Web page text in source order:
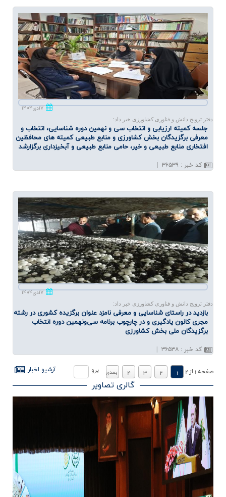
۱۷دی۱۴۰۴
دفتر ترویج دانش و فناوری کشاورزی خبر داد:
جلسه كمیته ارزیابی و انتخاب سی و نهمین دوره شناسایی، انتخاب و
معرفی برگزیدگان بخش كشاورزی و منابع طبیعی كمیته های محافظین
افتخاری منابع طبیعی و خیر، حامی منابع طبیعی و آبخیزداری برگزارشد
کد خبر : ۳۶۵۳۹
۱۷دی۱۴۰۴
دفتر ترویج دانش و فناوری کشاورزی خبر داد:
بازدید در راستای شناسایی و معرفی نامزد عنوان برگزیده كشوری در رشته
مجری كانون یادگیری و در چارچوب برنامه‌ سی‌ونهمین دوره انتخاب
برگزیدگان ملی بخش كشاورزی
کد خبر : ۳۶۵۳۸
صفحه1 از 4
1
2
3
4 بعدي برو آرشيو اخبار
گالری تصاویر